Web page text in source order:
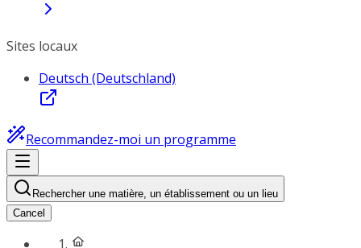
Sites locaux
Deutsch (Deutschland)
Recommandez-moi un programme
Rechercher une matière, un établissement ou un lieu
Cancel